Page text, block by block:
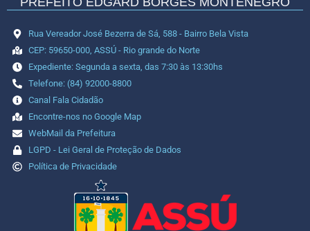
Rua Vereador José Bezerra de Sá, 588 - Bairro Bela Vista
CEP: 59650-000, ASSÚ - Rio grande do Norte
Expediente: Segunda a sexta, das 7:30 às 13:30hs
Telefone: (84) 92000-8800
Canal Fala Cidadão
Encontre-nos no Google Map
WebMail da Prefeitura
LGPD - Lei Geral de Proteção de Dados
Política de Privacidade